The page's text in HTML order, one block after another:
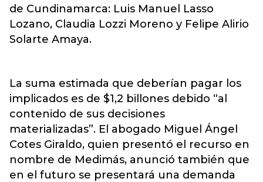
de Cundinamarca: Luis Manuel Lasso
Lozano, Claudia Lozzi Moreno y Felipe Alirio
Solarte Amaya.
La suma estimada que deberían pagar los
implicados es de $1,2 billones debido “al
contenido de sus decisiones
materializadas”. El abogado Miguel Ángel
Cotes Giraldo, quien presentó el recurso en
nombre de Medimás, anunció también que
en el futuro se presentará una demanda